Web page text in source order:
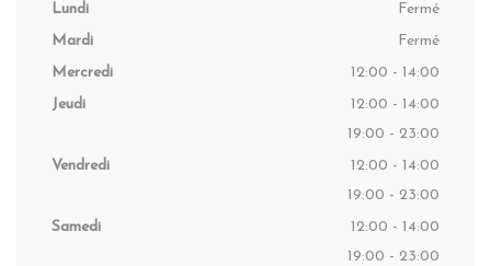
Lundi
Fermé
Mardi
Fermé
Mercredi
12:00 - 14:00
Jeudi
12:00 - 14:00
19:00 - 23:00
Vendredi
12:00 - 14:00
19:00 - 23:00
Samedi
12:00 - 14:00
19:00 - 23:00